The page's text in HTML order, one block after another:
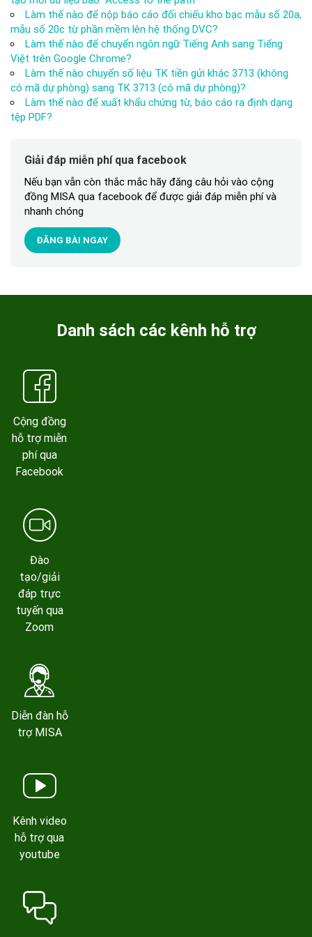
Làm thế nào để nộp báo cáo đối chiếu kho bạc mẫu số 20a,
mẫu số 20c từ phần mềm lên hệ thống DVC?
Làm thế nào để chuyển ngôn ngữ Tiếng Anh sang Tiếng
Việt trên Google Chrome?
Làm thế nào chuyển số liệu TK tiền gửi khác 3713 (không
có mã dự phòng) sang TK 3713 (có mã dự phòng)?
Làm thế nào để xuất khẩu chứng từ, báo cáo ra định dạng
tệp PDF?
Giải đáp miễn phí qua facebook
Nếu bạn vẫn còn thắc mắc hãy đăng câu hỏi vào cộng
đồng MISA qua facebook để được giải đáp miễn phí và
nhanh chóng
ĐĂNG BÀI NGAY
Danh sách các kênh hỗ trợ
Cộng đồng
hỗ trợ miễn
phí qua
Facebook
Đào
tạo/giải
đáp trực
tuyến qua
Zoom
Diễn đàn hỗ
trợ MISA
Kênh video
hỗ trợ qua
youtube